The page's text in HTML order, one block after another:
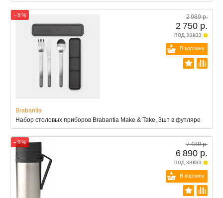
− 8 % 2 989 р.
2 750 р.
под заказ
В корзину
Brabantia
Набор столовых приборов Brabantia Make & Take, 3шт в футляре
− 8 % 7 489 р.
6 890 р.
под заказ
В корзину